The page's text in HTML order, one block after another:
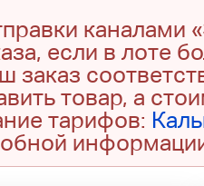
каналами
если в лоте
заказ
товар, а
тарифов: